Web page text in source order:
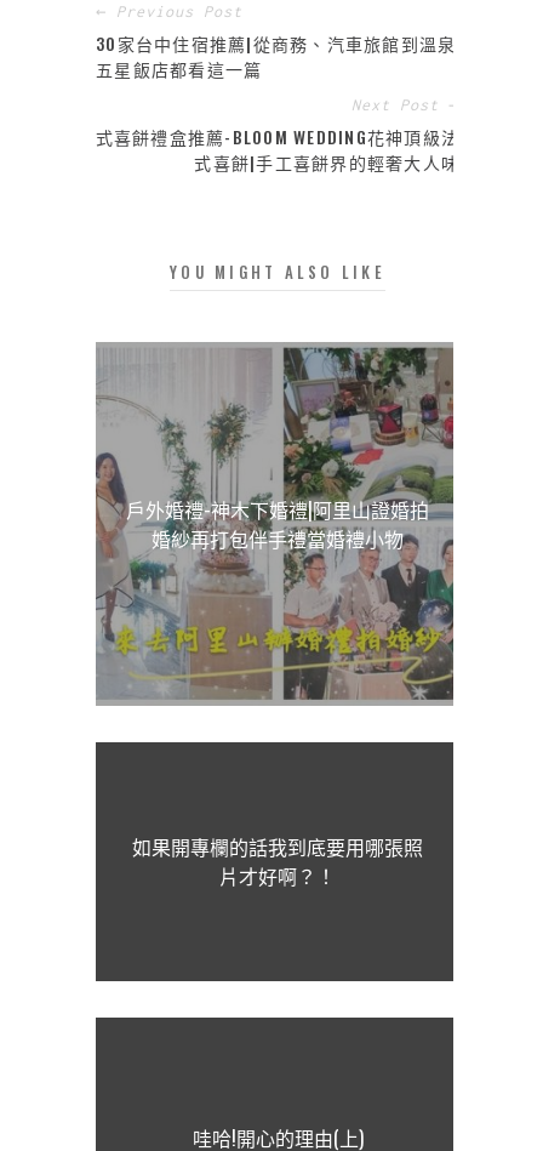
← Previous Post
30家台中住宿推薦|從商務、汽車旅館到溫泉、
五星飯店都看這一篇
Next Post →
西式喜餅禮盒推薦-BLOOM WEDDING花神頂級法
式喜餅|手工喜餅界的輕奢大人味
YOU MIGHT ALSO LIKE
戶外婚禮-神木下婚禮|阿里山證婚拍
婚紗再打包伴手禮當婚禮小物
如果開專欄的話我到底要用哪張照
片才好啊？！
哇哈!開心的理由(上)